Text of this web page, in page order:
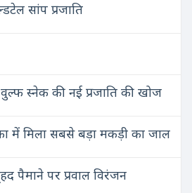
सांप प्रजाति
वुल्फ स्नेक की नई प्रजाति की खोज
में मिला सबसे बड़ा मकड़ी का जाल
पैमाने पर प्रवाल विरंजन